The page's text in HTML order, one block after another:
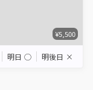
¥5,500
明日 ◯ 明後日 ×